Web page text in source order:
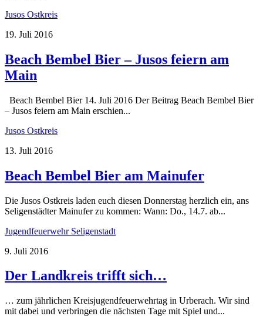
Jusos Ostkreis
19. Juli 2016
Beach Bembel Bier – Jusos feiern am
Main
Beach Bembel Bier 14. Juli 2016 Der Beitrag Beach Bembel Bier
– Jusos feiern am Main erschien...
Jusos Ostkreis
13. Juli 2016
Beach Bembel Bier am Mainufer
Die Jusos Ostkreis laden euch diesen Donnerstag herzlich ein, ans
Seligenstädter Mainufer zu kommen: Wann: Do., 14.7. ab...
Jugendfeuerwehr Seligenstadt
9. Juli 2016
Der Landkreis trifft sich…
… zum jährlichen Kreisjugendfeuerwehrtag in Urberach. Wir sind
mit dabei und verbringen die nächsten Tage mit Spiel und...